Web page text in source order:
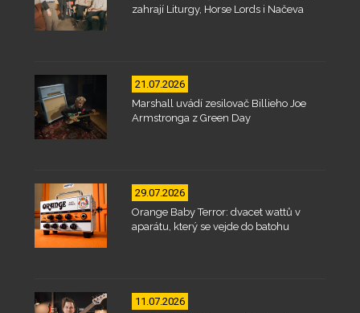
zahrají Liturgy, Horse Lords i Načeva
21.07.2026
Marshall uvádí zesilovač Billieho Joe
Armstronga z Green Day
29.07.2026
Orange Baby Terror: dvacet wattů v
aparátu, který se vejde do batohu
11.07.2026